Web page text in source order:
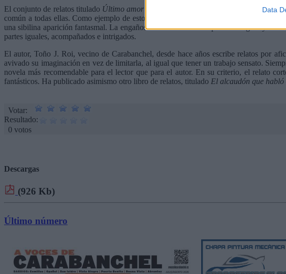
Data
El conjunto de relatos titulado Último amor con chocolate y otras fabulaciones
está
común a todas ellas. Como ejemplo de esto último podemos mencionar que los
una sibilina aparición fantasmal. La engañosa linealidad del tiempo cronológico y la
partes iguales, acompañados e intrigados.
El autor, Toño J. Roi, vecino de Carabanchel, desde hace años escribe relatos por
avivado su imaginación en vez de limitarla, al igual que tener un trabajo sensato.
novela más recomendable para el lector que para el autor. En su criterio, el relato
fantásticos. Ha publicado asimismo otro libro de relatos, titulado El alcaudón que habló
Votar:
Resultado:
0 votos
Descargas
(926 Kb)
Último número